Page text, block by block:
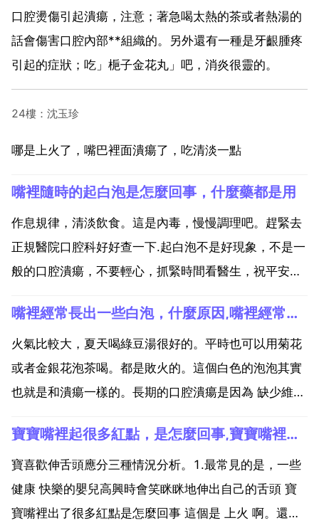
口腔燙傷引起潰瘍，注意；著急喝太熱的茶或者熱湯的
話會傷害口腔內部**組織的。另外還有一種是牙齦腫疼
引起的症狀；吃」梔子金花丸」吧，消炎很靈的。
24樓：沈玉珍
哪是上火了，嘴巴裡面潰瘍了，吃清淡一點
嘴裡隨時的起白泡是怎麼回事，什麼藥都是用
作息規律，清淡飲食。這是內毒，慢慢調理吧。趕緊去
正規醫院口腔科好好查一下.起白泡不是好現象，不是一
般的口腔潰瘍，不要輕心，抓緊時間看醫生，祝平安健
經常起白泡是怎麼回事 你這種情況可能是維生素缺乏
自身的免疫 內分泌等有關，建議你口服維生素c和維生
素b...
嘴裡經常長出一些白泡，什麼原因,嘴裡經常性長泡怎麼辦？
火氣比較大，夏天喝綠豆湯很好的。平時也可以用菊花
或者金銀花泡茶喝。都是敗火的。這個白色的泡泡其實
也就是和潰瘍一樣的。長期的口腔潰瘍是因為 缺少維生
衛生，口腔的潰瘍還是你身體體內的毒素的作用的。你
要適時注意你的口腔衛生，醫生的忠告就是在吃了東西
之後漱口，...
寶寶嘴裡起很多紅點，是怎麼回事,寶寶嘴裡出了很多紅點是怎麼回事
寶喜歡伸舌頭應分三種情況分析。1.最常見的是，一些
健康 快樂的嬰兒高興時會笑眯眯地伸出自己的舌頭 寶
寶嘴裡出了很多紅點是怎麼回事 這個是 上火 啊。還有